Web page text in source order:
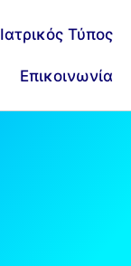
Ιατρικός Τύπος
Επικοινωνία